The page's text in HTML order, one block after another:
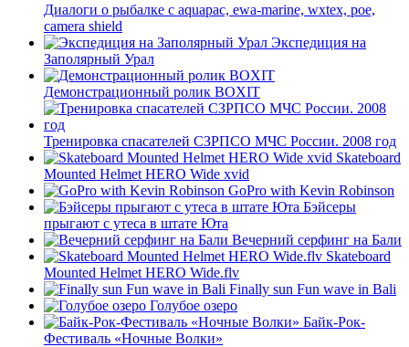
Диалоги о рыбалке с aquapac, ewa-marine, wxtex, poe,
camera shield
Экспедиция на
Заполярный Урал
Демонстрационный ролик BOXIT
Тренировка спасателей СЗРПСО МЧС России. 2008 год
Skateboard
Mounted Helmet HERO Wide xvid
GoPro with Kevin Robinson
Бэйсеры
прыгают с утеса в штате Юта
Вечерний серфинг на Бали
Skateboard
Mounted Helmet HERO Wide.flv
Finally sun Fun wave in Bali
Голубое озеро
Байк-Рок-
Фестиваль «Ночные Волки»